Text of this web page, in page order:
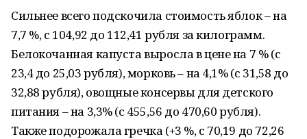
Сильнее всего подскочила стоимость яблок – на
7,7 %, с 104,92 до 112,41 рубля за килограмм.
Белокочанная капуста выросла в цене на 7 % (с
23,4 до 25,03 рубля), морковь – на 4,1% (с 31,58 до
32,88 рубля), овощные консервы для детского
питания – на 3,3% (с 455,56 до 470,60 рубля).
Также подорожала гречка (+3 %, с 70,19 до 72,26